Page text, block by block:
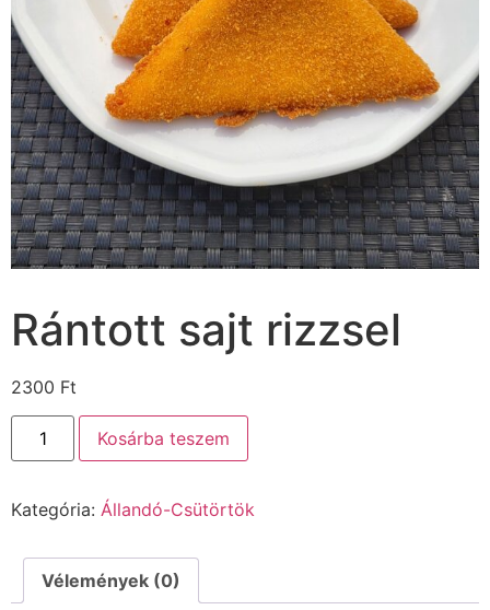
Rántott sajt rizzsel
2300 Ft
Kosárba teszem
Kategória: Állandó-Csütörtök
Vélemények (0)